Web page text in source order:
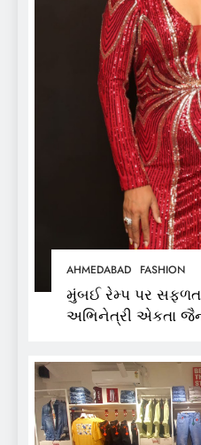
AHMEDABAD FASHION
મુંબઈ રેમ્પ પર
અભિનેત્રી એકતા